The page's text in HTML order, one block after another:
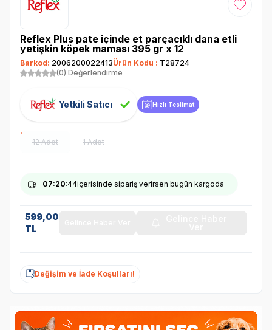
Favoriye
Reflex Plus pate içinde et parçacıklı dana etli
yetişkin köpek maması 395 gr x 12
Barkod: 2006200022413Ürün Kodu : T28724
(0) Değerlendirme
Yetkili Satıcı Hızlı Teslimat
12 Adet 1 Adet
07:20:44içerisinde sipariş verirsen bugün kargoda
599,00
TL
Değişim ve İade Koşulları!